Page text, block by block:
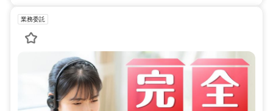
業務委託